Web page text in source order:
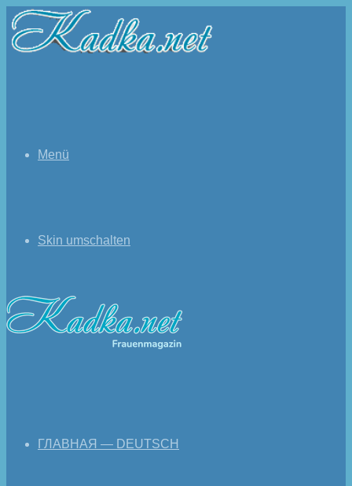
Menü
Skin umschalten
ГЛАВНАЯ — DEUTSCH